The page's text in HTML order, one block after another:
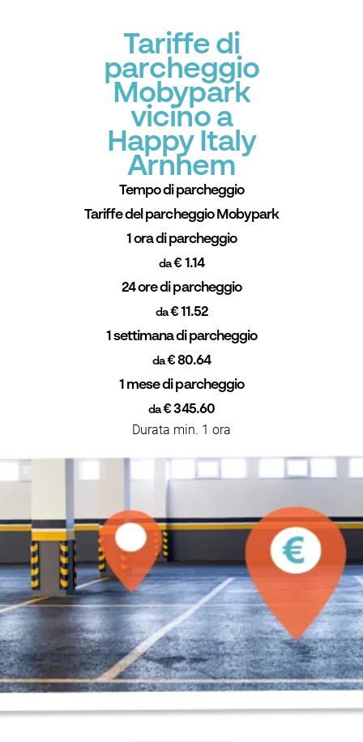
Tariffe di
parcheggio
Mobypark
vicino a
Happy Italy
Arnhem
Tempo di parcheggio
Tariffe del parcheggio Mobypark
1 ora di parcheggio
da€ 1.14
24 ore di parcheggio
da€ 11.52
1 settimana di parcheggio
da€ 80.64
1 mese di parcheggio
da€ 345.60
Durata min. 1 ora